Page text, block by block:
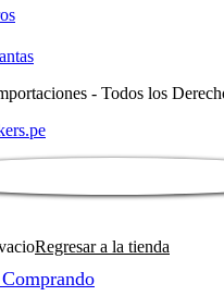
- Todos los
Regresar a la tienda